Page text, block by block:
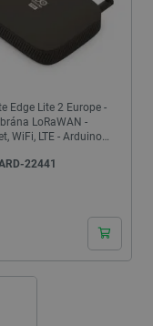
Edge Lite 2 Europe -
LoRaWAN -
WiFi, LTE - Arduino
22441